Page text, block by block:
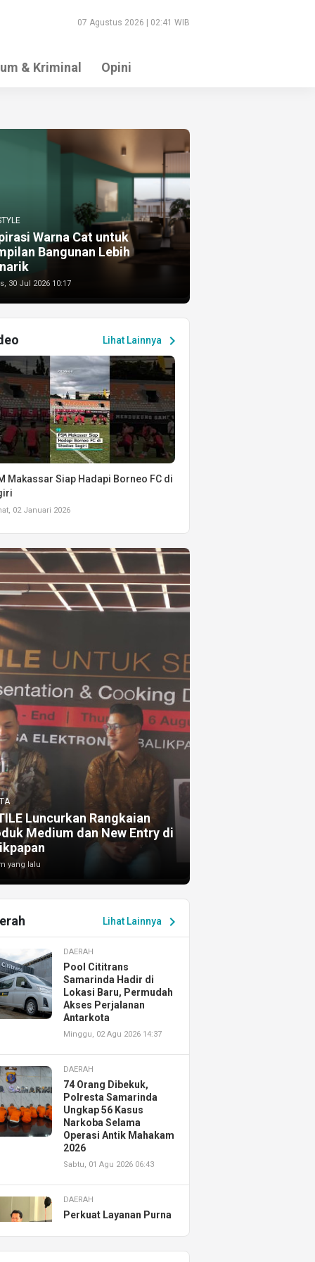
07 Agustus 2026 | 02:41 WIB
& Kriminal Opini
Warna Cat untuk
Bangunan Lebih
30 Jul 2026 10:17
Lihat Lainnya chevron_right
Makassar Siap Hadapi Borneo FC di
02 Januari 2026
Luncurkan Rangkaian
Medium dan New Entry di
yang lalu
Lihat Lainnya chevron_right
DAERAH
Pool Cititrans
Samarinda Hadir di
Lokasi Baru, Permudah
Akses Perjalanan
Antarkota
Minggu, 02 Agu 2026 14:37
DAERAH
74 Orang Dibekuk,
Polresta Samarinda
Ungkap 56 Kasus
Narkoba Selama
Operasi Antik Mahakam
2026
Sabtu, 01 Agu 2026 06:43
DAERAH
Perkuat Layanan Purna
Resmikan AHASS